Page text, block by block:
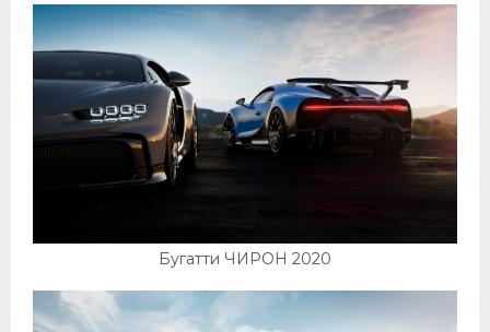
Бугатти ЧИРОН 2020